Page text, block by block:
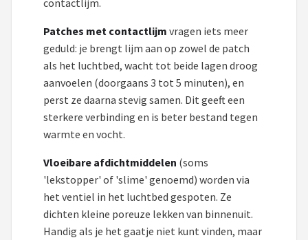
Patches met contactlijm vragen iets meer
geduld: je brengt lijm aan op zowel de patch
als het luchtbed, wacht tot beide lagen droog
aanvoelen (doorgaans 3 tot 5 minuten), en
perst ze daarna stevig samen. Dit geeft een
sterkere verbinding en is beter bestand tegen
warmte en vocht.
Vloeibare afdichtmiddelen (soms
'lekstopper' of 'slime' genoemd) worden via
het ventiel in het luchtbed gespoten. Ze
dichten kleine poreuze lekken van binnenuit.
Handig als je het gaatje niet kunt vinden, maar